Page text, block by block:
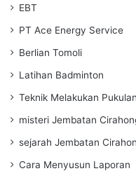
EBT
PT Ace Energy Service
Berlian Tomoli
Latihan Badminton
Teknik Melakukan
misteri Jembatan
sejarah Jembatan
Cara Menyusun Laporan